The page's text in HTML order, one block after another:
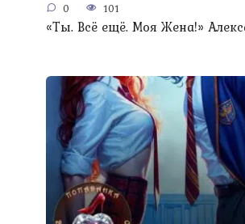
0 101
«Ты. Всё ещё. Моя Жена!»